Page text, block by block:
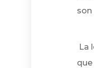
son
La